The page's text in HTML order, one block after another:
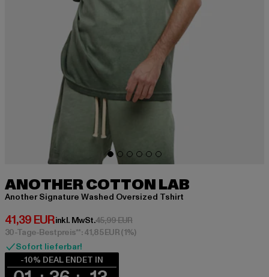
ANOTHER COTTON LAB
Another Signature Washed Oversized Tshirt
41,39 EUR
Derzeitiger Preis: 41,39 EUR
inkl. MwSt.45,99 EURAktionspreis: 45,99 EUR
30-Tage-Bestpreis**: 41,85 EUR(1%)
Sofort lieferbar!
-10% DEAL ENDET IN